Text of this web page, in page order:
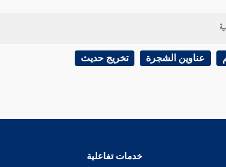
عناوين الشجرة تخريج حديث
خدمات تفاعلية